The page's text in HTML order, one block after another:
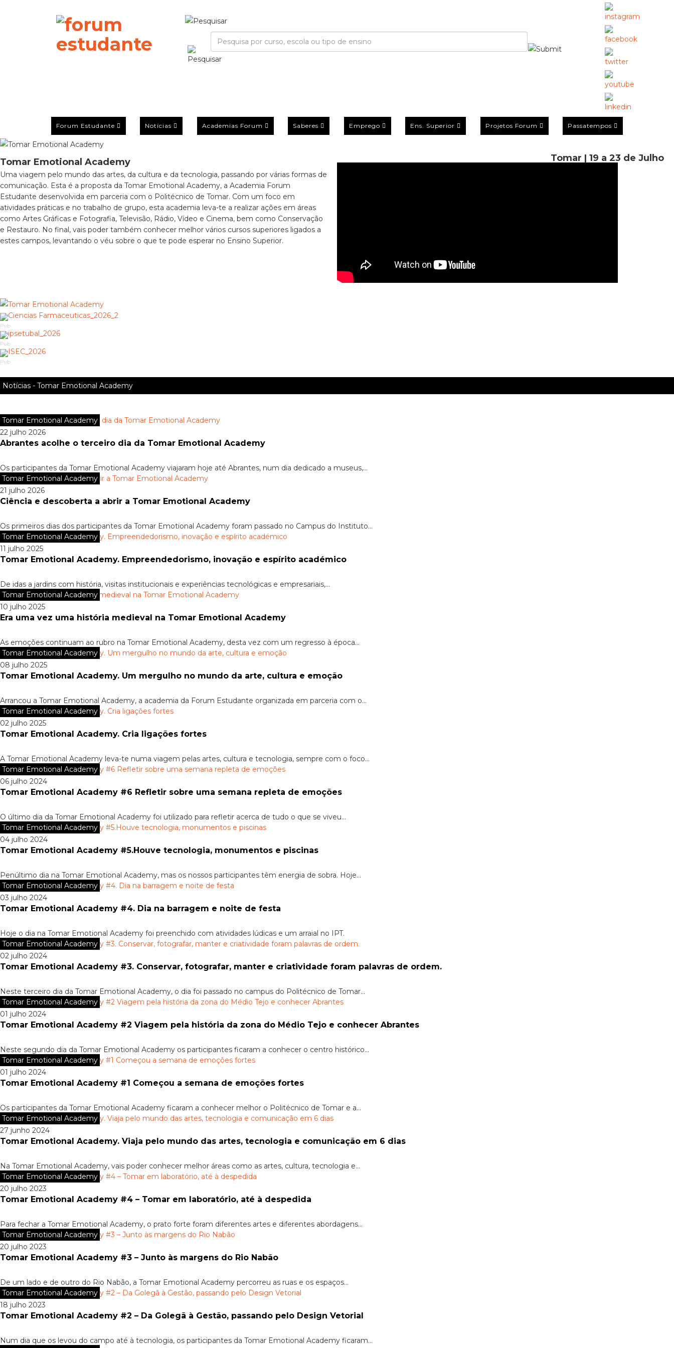
Forum Estudante Notícias Academias Forum Saberes Emprego Ens. Superior Projetos Forum Passatempos
Tomar | 19 a 23 de Julho
Tomar Emotional Academy
Uma viagem pelo mundo das artes, da cultura e da tecnologia, passando por várias formas de
comunicação. Esta é a proposta da Tomar Emotional Academy, a Academia Forum
Estudante desenvolvida em parceria com o Politécnico de Tomar. Com um foco em
atividades práticas e no trabalho de grupo, esta academia leva-te a realizar ações em áreas
como Artes Gráficas e Fotografia, Televisão, Rádio, Vídeo e Cinema, bem como Conservação
e Restauro. No final, vais poder também conhecer melhor vários cursos superiores ligados a
estes campos, levantando o véu sobre o que te pode esperar no Ensino Superior.
Pub
Pub
Pub
Notícias - Tomar Emotional Academy
Tomar Emotional Academy
22 julho 2026
Abrantes acolhe o terceiro dia da Tomar Emotional Academy
Os participantes da Tomar Emotional Academy viajaram hoje até Abrantes, num dia dedicado a museus,...
Tomar Emotional Academy
21 julho 2026
Ciência e descoberta a abrir a Tomar Emotional Academy
Os primeiros dias dos participantes da Tomar Emotional Academy foram passado no Campus do Instituto...
Tomar Emotional Academy
11 julho 2025
Tomar Emotional Academy. Empreendedorismo, inovação e espírito académico
De idas a jardins com história, visitas institucionais e experiências tecnológicas e empresariais,...
Tomar Emotional Academy
10 julho 2025
Era uma vez uma história medieval na Tomar Emotional Academy
As emoções continuam ao rubro na Tomar Emotional Academy, desta vez com um regresso à época...
Tomar Emotional Academy
08 julho 2025
Tomar Emotional Academy. Um mergulho no mundo da arte, cultura e emoção
Arrancou a Tomar Emotional Academy, a academia da Forum Estudante organizada em parceria com o...
Tomar Emotional Academy
02 julho 2025
Tomar Emotional Academy. Cria ligações fortes
A Tomar Emotional Academy leva-te numa viagem pelas artes, cultura e tecnologia, sempre com o foco...
Tomar Emotional Academy
06 julho 2024
Tomar Emotional Academy #6 Refletir sobre uma semana repleta de emoções
O último dia da Tomar Emotional Academy foi utilizado para refletir acerca de tudo o que se viveu...
Tomar Emotional Academy
04 julho 2024
Tomar Emotional Academy #5.Houve tecnologia, monumentos e piscinas
Penúltimo dia na Tomar Emotional Academy, mas os nossos participantes têm energia de sobra. Hoje...
Tomar Emotional Academy
03 julho 2024
Tomar Emotional Academy #4. Dia na barragem e noite de festa
Hoje o dia na Tomar Emotional Academy foi preenchido com atividades lúdicas e um arraial no IPT.
Tomar Emotional Academy
02 julho 2024
Tomar Emotional Academy #3. Conservar, fotografar, manter e criatividade foram palavras de ordem.
Neste terceiro dia da Tomar Emotional Academy, o dia foi passado no campus do Politécnico de Tomar...
Tomar Emotional Academy
01 julho 2024
Tomar Emotional Academy #2 Viagem pela história da zona do Médio Tejo e conhecer Abrantes
Neste segundo dia da Tomar Emotional Academy os participantes ficaram a conhecer o centro histórico...
Tomar Emotional Academy
01 julho 2024
Tomar Emotional Academy #1 Começou a semana de emoções fortes
Os participantes da Tomar Emotional Academy ficaram a conhecer melhor o Politécnico de Tomar e a...
Tomar Emotional Academy
27 junho 2024
Tomar Emotional Academy. Viaja pelo mundo das artes, tecnologia e comunicação em 6 dias
Na Tomar Emotional Academy, vais poder conhecer melhor áreas como as artes, cultura, tecnologia e...
Tomar Emotional Academy
20 julho 2023
Tomar Emotional Academy #4 – Tomar em laboratório, até à despedida
Para fechar a Tomar Emotional Academy, o prato forte foram diferentes artes e diferentes abordagens...
Tomar Emotional Academy
20 julho 2023
Tomar Emotional Academy #3 – Junto às margens do Rio Nabão
De um lado e de outro do Rio Nabão, a Tomar Emotional Academy percorreu as ruas e os espaços...
Tomar Emotional Academy
18 julho 2023
Tomar Emotional Academy #2 – Da Golegã à Gestão, passando pelo Design Vetorial
Num dia que os levou do campo até à tecnologia, os participantes da Tomar Emotional Academy ficaram...